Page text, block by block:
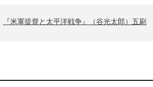
『米軍提督と太平洋戦争』（谷光太郎）五刷